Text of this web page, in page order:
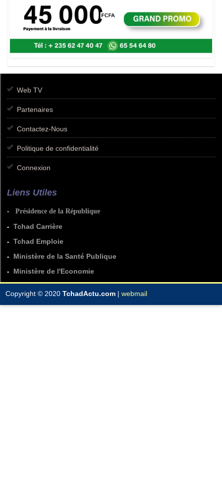
Web TV
Partenaires
Contactez-Nous
Politique de confidentialité
Connexion
Liens Utiles
- Présidence de la République
- Tchad Carrière
- Tchad Emploie
- Ministère de la Santé Publique
- Ministère de l'Economie
Copyright © 2020 TchadActu.com | webmail